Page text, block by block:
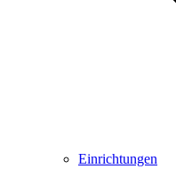
Einrichtungen